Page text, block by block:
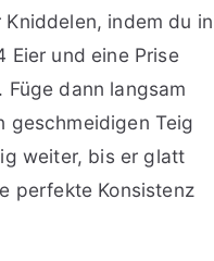
indem du in
Eier und eine Prise
dann langsam
geschmeidigen Teig
weiter, bis er glatt
perfekte Konsistenz